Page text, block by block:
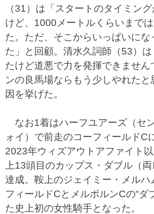
（31）は「スタートのタイミン
けど、1000メートルくらいまで
た。ただ、そこからいっぱいにな
た」と回顧。清水久詞師（53）
たけど道悪で力を発揮できません
ンの良馬場ならもう少しやれたと
因を挙げた。
なお1着はハーフユアーズ（セ
ォイ）で前走のコーフィールドC
2023年ウィズアウトアファイト
上13頭目のカップス・ダブル（
達成。鞍上のジェイミー・メルハ
フィールドCとメルボルンCの“ダ
た史上初の女性騎手となった。